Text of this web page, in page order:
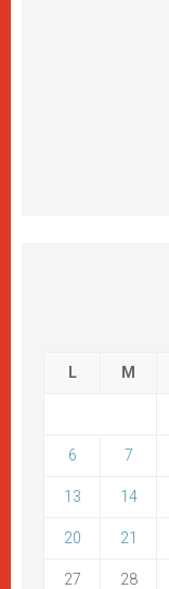
L M
6 7
13 14
20 21
27 28